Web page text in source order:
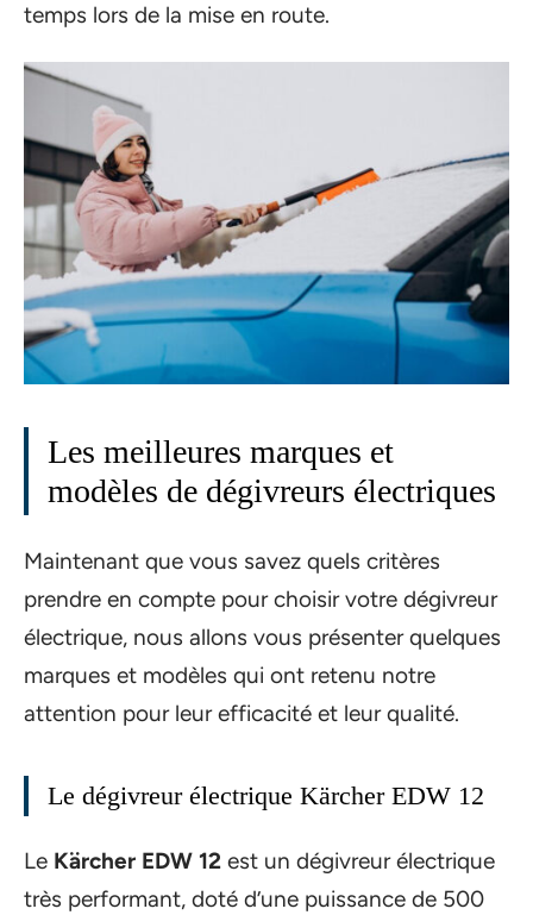
temps lors de la mise en route.
Les meilleures marques et
modèles de dégivreurs électriques
Maintenant que vous savez quels critères
prendre en compte pour choisir votre dégivreur
électrique, nous allons vous présenter quelques
marques et modèles qui ont retenu notre
attention pour leur efficacité et leur qualité.
Le dégivreur électrique Kärcher EDW 12
Le Kärcher EDW 12 est un dégivreur électrique
très performant, doté d’une puissance de 500